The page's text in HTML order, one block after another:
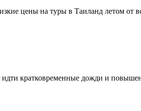
цены на туры в Таиланд летом от
кратковременные дожди и